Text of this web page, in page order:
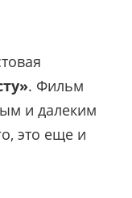
. Фильм
и далеким
это еще и